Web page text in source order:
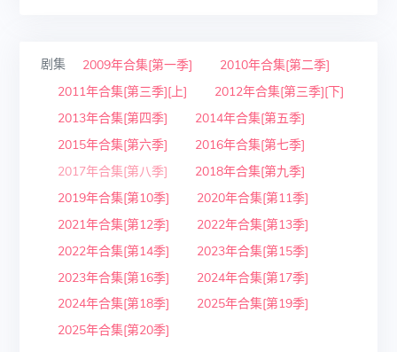
剧集 2009年合集[第一季]
2010年合集[第二季]
2011年合集[第三季][上]
2012年合集[第三季][下]
2013年合集[第四季]
2014年合集[第五季]
2015年合集[第六季]
2016年合集[第七季]
2017年合集[第八季]
2018年合集[第九季]
2019年合集[第10季]
2020年合集[第11季]
2021年合集[第12季]
2022年合集[第13季]
2022年合集[第14季]
2023年合集[第15季]
2023年合集[第16季]
2024年合集[第17季]
2024年合集[第18季]
2025年合集[第19季]
2025年合集[第20季]